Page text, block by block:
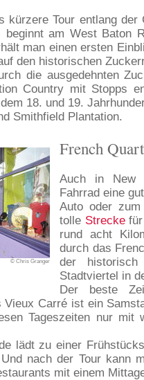
kürzere Tour entlang der
beginnt am West Baton
man einen ersten
den historischen
die ausgedehnten
Country mit Stopps
18. und 19.
Smithfield Plantation.
© Chris Granger
French
Auch in New
Fahrrad eine
Auto oder
tolle Streckefür
rund acht
durch das
der historisch
Stadtviertel in
Der beste
Vieux Carré ist ein
Tageszeiten nur mit
lädt zu einer
nach der Tour kann
mit einem